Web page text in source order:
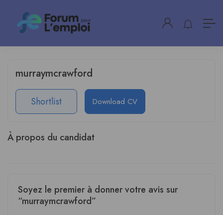
murraymcrawford
Shortlist Download CV
À propos du candidat
Soyez le premier à donner votre avis sur
“murraymcrawford”